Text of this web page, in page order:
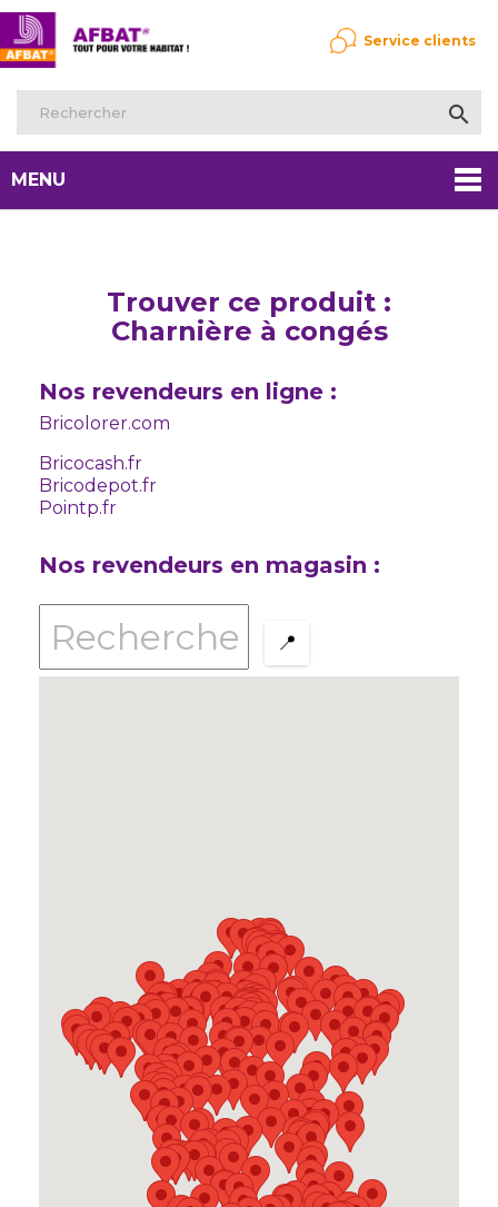

Service clients
MENU
Trouver ce produit :
Charnière à congés
Nos revendeurs en ligne :
Bricolorer.com
Bricocash.fr
Bricodepot.fr
Pointp.fr
Nos revendeurs en magasin :
📍